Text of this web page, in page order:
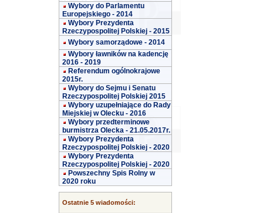
Wybory do Parlamentu
Europejskiego - 2014
Wybory Prezydenta
Rzeczypospolitej Polskiej - 2015
Wybory samorządowe - 2014
Wybory ławników na kadencję
2016 - 2019
Referendum ogólnokrajowe
2015r.
Wybory do Sejmu i Senatu
Rzeczypospolitej Polskiej 2015
Wybory uzupełniające do Rady
Miejskiej w Olecku - 2016
Wybory przedterminowe
burmistrza Olecka - 21.05.2017r.
Wybory Prezydenta
Rzeczypospolitej Polskiej - 2020
Wybory Prezydenta
Rzeczypospolitej Polskiej - 2020
Powszechny Spis Rolny w
2020 roku
Ostatnie 5 wiadomości: